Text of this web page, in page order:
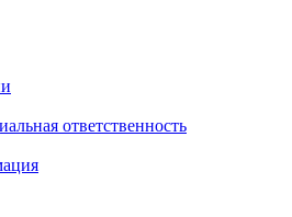
ответственность